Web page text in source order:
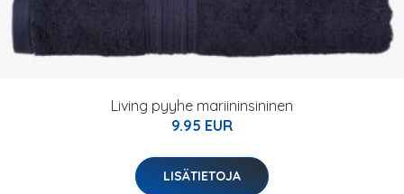
Living pyyhe mariininsininen
9.95 EUR
LISÄTIETOJA